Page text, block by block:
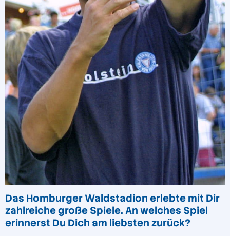
Das Homburger Waldstadion erlebte mit Dir
zahlreiche große Spiele. An welches Spiel
erinnerst Du Dich am liebsten zurück?